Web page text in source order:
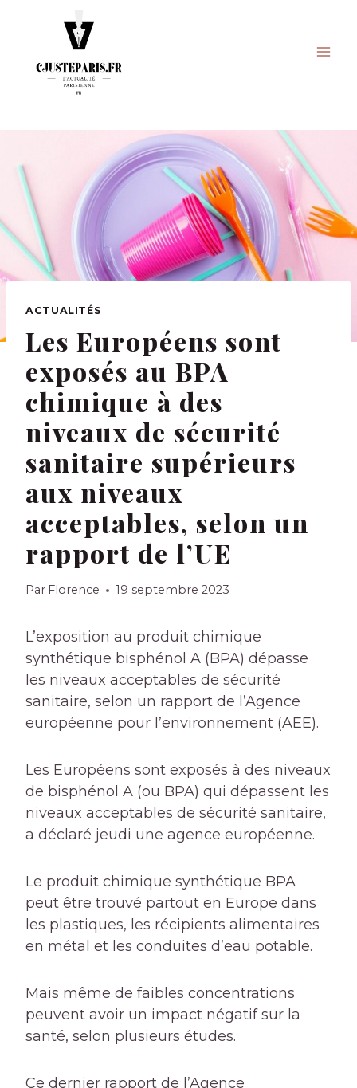
ACTUALITÉS
Les Européens sont
exposés au BPA
chimique à des
niveaux de sécurité
sanitaire supérieurs
aux niveaux
acceptables, selon un
rapport de l’UE
Par Florence 19 septembre 2023
L’exposition au produit chimique
synthétique bisphénol A (BPA) dépasse
les niveaux acceptables de sécurité
sanitaire, selon un rapport de l’Agence
européenne pour l’environnement (AEE).
Les Européens sont exposés à des niveaux
de bisphénol A (ou BPA) qui dépassent les
niveaux acceptables de sécurité sanitaire,
a déclaré jeudi une agence européenne.
Le produit chimique synthétique BPA
peut être trouvé partout en Europe dans
les plastiques, les récipients alimentaires
en métal et les conduites d’eau potable.
Mais même de faibles concentrations
peuvent avoir un impact négatif sur la
santé, selon plusieurs études.
Ce dernier rapport de l’Agence